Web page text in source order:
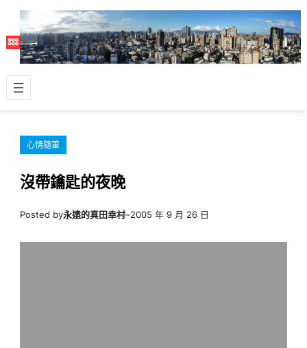
主
容
心情隨筆
沒帶鑰匙的夜晚
Posted by永遠的真田幸村–2005 年 9 月 26 日